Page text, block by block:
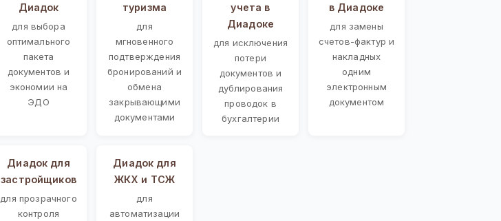
Диадок
для выбора
оптимального
пакета
документов и
экономии на
ЭДО
туризма
для
мгновенного
подтверждения
бронирований и
обмена
закрывающими
документами
учета в
Диадоке
для исключения
потери
документов и
дублирования
проводок в
бухгалтерии
в Диадоке
для замены
счетов-фактур и
накладных
одним
электронным
документом
Диадок для
застройщиков
для прозрачного
контроля
Диадок для
ЖКХ и ТСЖ
для
автоматизации